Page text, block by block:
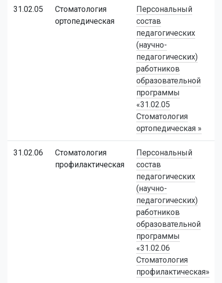
31.02.05
Стоматология
ортопедическая
Персональный
состав
педагогических
(научно-
педагогических)
работников
образовательной
программы
«31.02.05
Стоматология
ортопедическая »
31.02.06
Стоматология
профилактическая
Персональный
состав
педагогических
(научно-
педагогических)
работников
образовательной
программы
«31.02.06
Стоматология
профилактическая»